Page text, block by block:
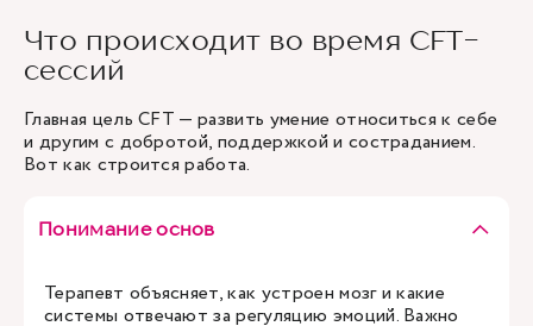
Что происходит во время CFT-
сессий
Главная цель CFT — развить умение относиться к себе
и другим с добротой, поддержкой и состраданием.
Вот как строится работа.
Понимание основ
Терапевт объясняет, как устроен мозг и какие
системы отвечают за регуляцию эмоций. Важно